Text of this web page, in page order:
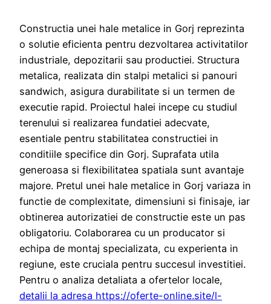
Constructia unei hale metalice in Gorj reprezinta
o solutie eficienta pentru dezvoltarea activitatilor
industriale, depozitarii sau productiei. Structura
metalica, realizata din stalpi metalici si panouri
sandwich, asigura durabilitate si un termen de
executie rapid. Proiectul halei incepe cu studiul
terenului si realizarea fundatiei adecvate,
esentiale pentru stabilitatea constructiei in
conditiile specifice din Gorj. Suprafata utila
generoasa si flexibilitatea spatiala sunt avantaje
majore. Pretul unei hale metalice in Gorj variaza in
functie de complexitate, dimensiuni si finisaje, iar
obtinerea autorizatiei de constructie este un pas
obligatoriu. Colaborarea cu un producator si
echipa de montaj specializata, cu experienta in
regiune, este cruciala pentru succesul investitiei.
Pentru o analiza detaliata a ofertelor locale,
detalii la adresa https://oferte-online.site/l-